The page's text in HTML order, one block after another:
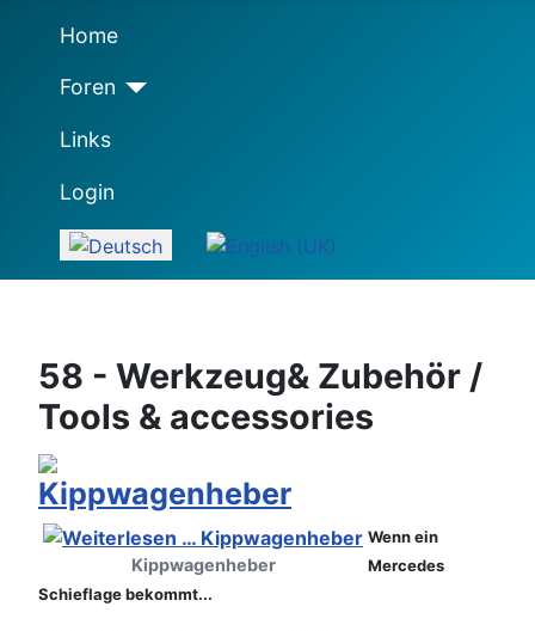
Home
Foren
Links
Login
Sprache auswählen
58 - Werkzeug& Zubehör /
Tools & accessories
Kippwagenheber
Kippwagenheber
Wenn ein
Mercedes
Schieflage bekommt...